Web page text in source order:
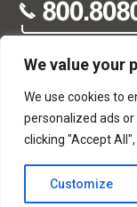
We value your
We use cookies to
personalized ads
clicking "Accept
Customize
© Acea Pinerolese
Vigone 42 - 10064
Torino
33.915.698,68 REA